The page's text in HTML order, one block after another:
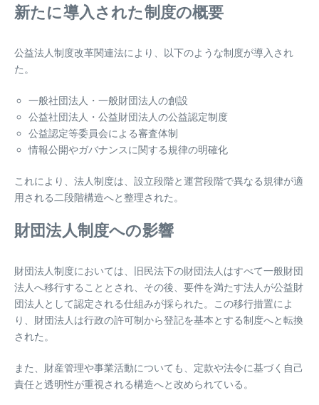
新たに導入された制度の概要
公益法人制度改革関連法により、以下のような制度が導入され
た。
一般社団法人・一般財団法人の創設
公益社団法人・公益財団法人の公益認定制度
公益認定等委員会による審査体制
情報公開やガバナンスに関する規律の明確化
これにより、法人制度は、設立段階と運営段階で異なる規律が適
用される二段階構造へと整理された。
財団法人制度への影響
財団法人制度においては、旧民法下の財団法人はすべて一般財団
法人へ移行することとされ、その後、要件を満たす法人が公益財
団法人として認定される仕組みが採られた。この移行措置によ
り、財団法人は行政の許可制から登記を基本とする制度へと転換
された。
また、財産管理や事業活動についても、定款や法令に基づく自己
責任と透明性が重視される構造へと改められている。